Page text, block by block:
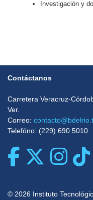
Investigación y
Contáctanos
Carretera Veracruz-
Ver.
Correo:
Telefóno: (229) 690 5010
© 2026 Instituto